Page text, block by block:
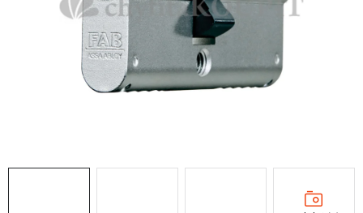
PROTIPOŽÁRNÍ BATERIOVÉ TREZORY NA LITHIOVÉ